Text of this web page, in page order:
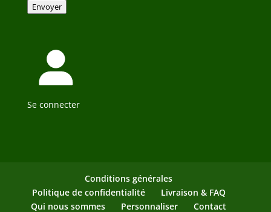
Envoyer
Se connecter
Conditions générales
Politique de confidentialité
Livraison & FAQ
Qui nous sommes
Personnaliser Contact